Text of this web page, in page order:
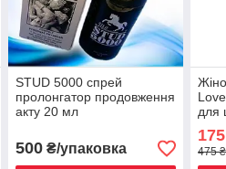
STUD 5000 спрей
пролонгатор продовження
акту 20 мл
500₴/упаковка
для
175
475